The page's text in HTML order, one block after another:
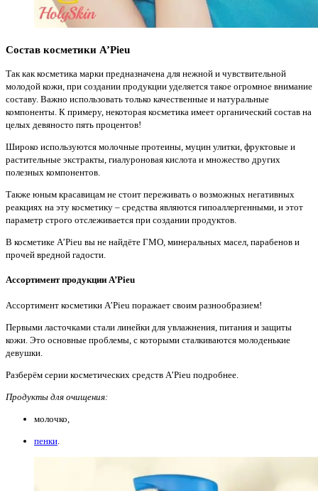
Состав косметики A’Pieu
Так как косметика марки предназначена для нежной и чувствительной
молодой кожи, при создании продукции уделяется такое огромное внимание
составу. Важно использовать только качественные и натуральные
компоненты. К примеру, некоторая косметика имеет органический состав на
целых девяносто пять процентов!
Широко используются молочные протеины, муцин улитки, фруктовые и
растительные экстракты, гиалуроновая кислота и множество других
полезных компонентов.
Также юным красавицам не стоит переживать о возможных негативных
реакциях на эту косметику – средства являются гипоаллергенными, и этот
параметр строго отслеживается при создании продуктов.
В косметике A’Pieu вы не найдёте ГМО, минеральных масел, парабенов и
прочей вредной гадости.
Ассортимент продукции A’Pieu
Ассортимент косметики A’Pieu поражает своим разнообразием!
Первыми ласточками стали линейки для увлажнения, питания и защиты
кожи. Это основные проблемы, с которыми сталкиваются молоденькие
девушки.
Разберём серии косметических средств A’Pieu подробнее.
Продукты для очищения:
молочко,
пенки